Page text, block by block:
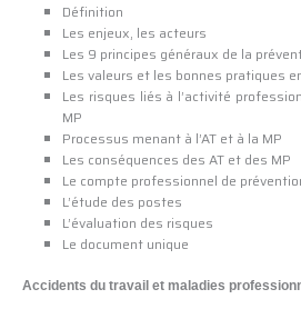
Définition
Les enjeux, les acteurs
Les 9 principes généraux de la
Les valeurs et les bonnes pratiques
Les risques liés à l’activité
MP
Processus menant à l’AT et à la MP
Les conséquences des AT et des MP
Le compte professionnel de
L’étude des postes
L’évaluation des risques
Le document unique
Accidents du travail et maladies